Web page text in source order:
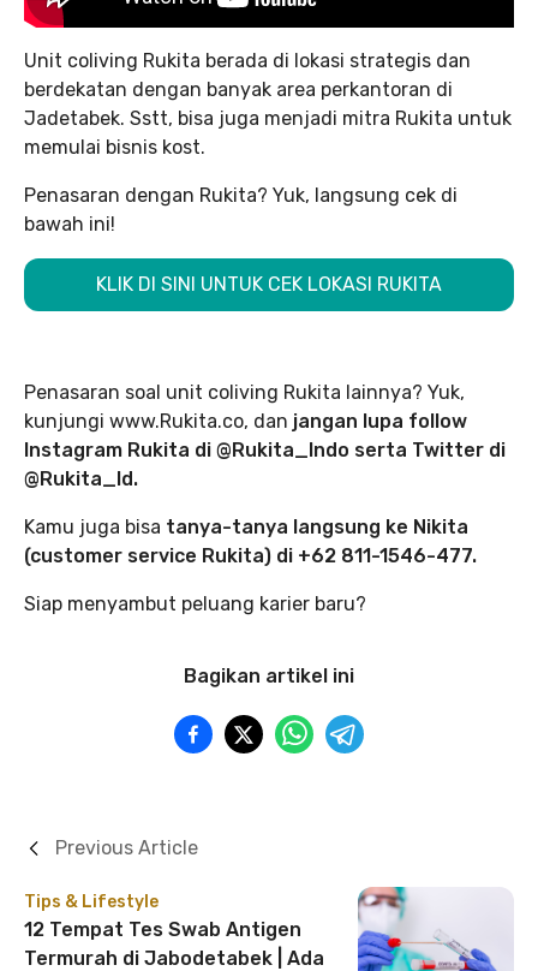
Unit coliving Rukita berada di lokasi strategis dan
berdekatan dengan banyak area perkantoran di
Jadetabek. Sstt, bisa juga menjadi mitra Rukita untuk
memulai bisnis kost.
Penasaran dengan Rukita? Yuk, langsung cek di
bawah ini!
KLIK DI SINI UNTUK CEK LOKASI RUKITA
Penasaran soal unit coliving Rukita lainnya? Yuk,
kunjungi www.Rukita.co, dan jangan lupa follow
Instagram Rukita di @Rukita_Indo serta Twitter di
@Rukita_Id.
Kamu juga bisa tanya-tanya langsung ke Nikita
(customer service Rukita) di +62 811-1546-477.
Siap menyambut peluang karier baru?
Bagikan artikel ini
Tips & Lifestyle
12 Tempat Tes Swab Antigen
Termurah di Jabodetabek | Ada
Previous Article